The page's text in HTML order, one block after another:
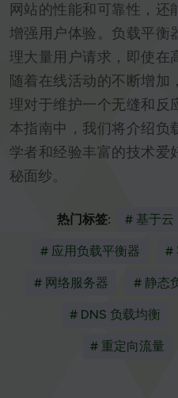
网站的性能和可靠性，还
增强用户体验。负载平衡
理大量用户请求，即使在
随着在线活动的不断增加
理对于维护一个无缝和反
本指南中，我们将介绍负
学者和经验丰富的技术爱
秘面纱。
热门标签: # 基于云
# 应用负载平衡器 #
# 网络服务器 # 静态
# DNS 负载均衡
# 重定向流量